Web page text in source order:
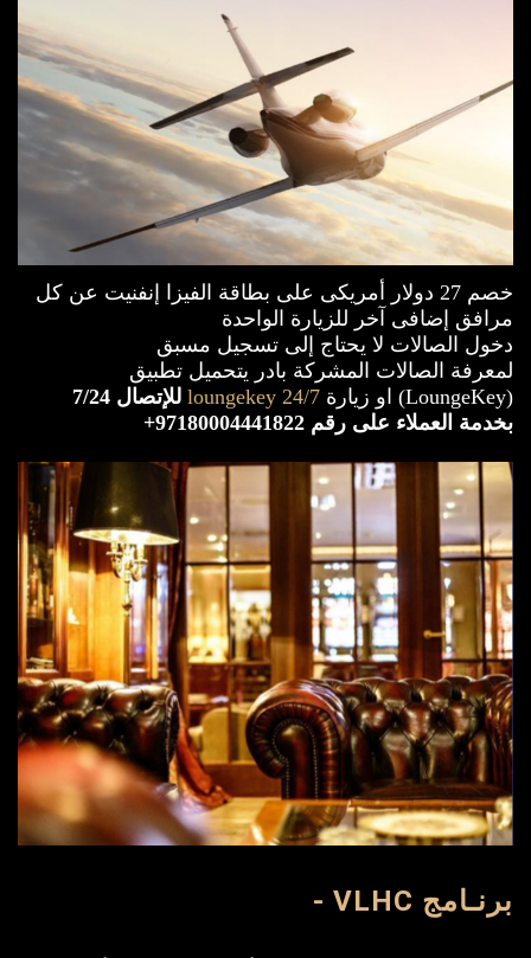
خصم 27 دولار أمريكى على بطاقة الفيزا إنفنيت عن كل
مرافق إضافى آخر للزيارة الواحدة
دخول الصالات لا يحتاج إلى تسجيل مسبق
لمعرفة الصالات المشركة بادر يتحميل تطبيق
(LoungeKey) او زيارة
24/7 loungekey
للإتصال 7/24
بخدمة العملاء على رقم 97180004441822+
برنـامج VLHC -